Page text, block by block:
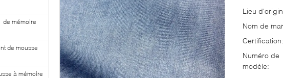
mémoire
de mousse
à mémoire
Lieu
Nom de
Certification:
Numéro de
modèle: